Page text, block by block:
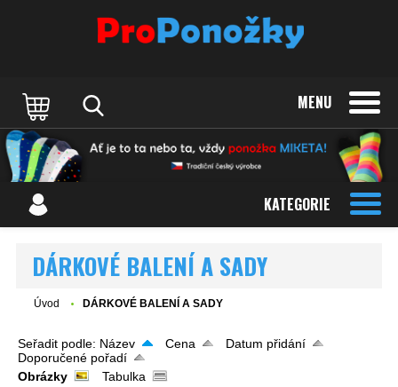
MENU
KATEGORIE
DÁRKOVÉ BALENÍ A SADY
Úvod DÁRKOVÉ BALENÍ A SADY
Seřadit podle: Název Cena
Datum přidání
Doporučené pořadí
Obrázky
Tabulka